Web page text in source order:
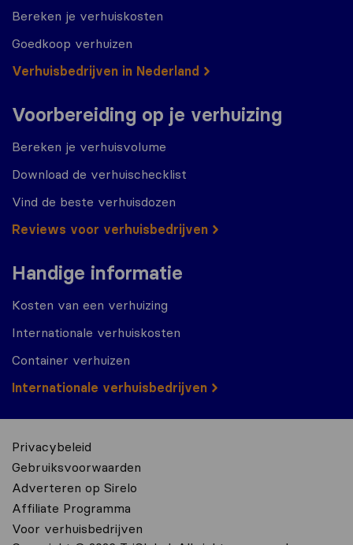
Bereken je verhuiskosten
Goedkoop verhuizen
Verhuisbedrijven in Nederland
Voorbereiding op je verhuizing
Bereken je verhuisvolume
Download de verhuischecklist
Vind de beste verhuisdozen
Reviews voor verhuisbedrijven
Handige informatie
Kosten van een verhuizing
Internationale verhuiskosten
Container verhuizen
Internationale verhuisbedrijven
Privacybeleid
Gebruiksvoorwaarden
Adverteren op Sirelo
Affiliate Programma
Voor verhuisbedrijven